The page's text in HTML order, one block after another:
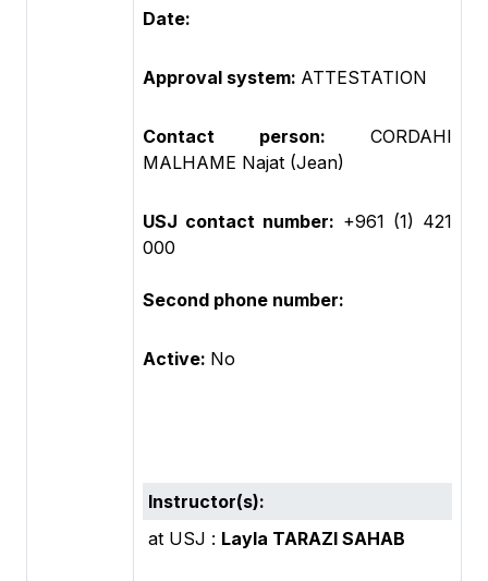
Date:
Approval system: ATTESTATION
Contact person: CORDAHI
MALHAME Najat (Jean)
USJ contact number: +961 (1) 421
000
Second phone number:
Active: No
Instructor(s):
at USJ : Layla TARAZI SAHAB